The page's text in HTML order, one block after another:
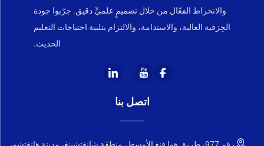
والانخراط الفعّال من خلال تصميمٍ علميٍّ دقيق. جرّبوا جودة
الحِرَفية العالية، والاستدامة، والالتزام بتلبية احتياجات التعليم
الحديث.
اتصل بنا